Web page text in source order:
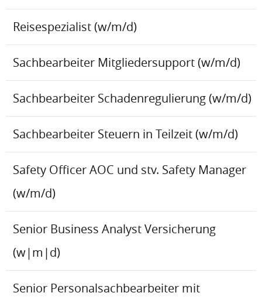
Reisespezialist (w/m/d)
Sachbearbeiter Mitgliedersupport (w/m/d)
Sachbearbeiter Schadenregulierung (w/m/d)
Sachbearbeiter Steuern in Teilzeit (w/m/d)
Safety Officer AOC und stv. Safety Manager
(w/m/d)
Senior Business Analyst Versicherung
(w|m|d)
Senior Personalsachbearbeiter mit